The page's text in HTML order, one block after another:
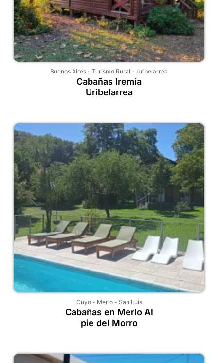
Buenos Aires - Turismo Rural - Uribelarrea
Cabañas Iremía
Uribelarrea
Cuyo- Merlo- San Luis
Cabañas en Merlo Al
pie del Morro